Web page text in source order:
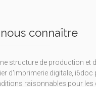
connaître
structure de production et
d'imprimerie digitale, i6doc
raisonnables pour les